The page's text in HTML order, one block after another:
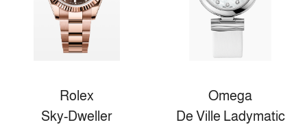
Rolex
Sky-Dweller
Omega
De Ville Ladymatic